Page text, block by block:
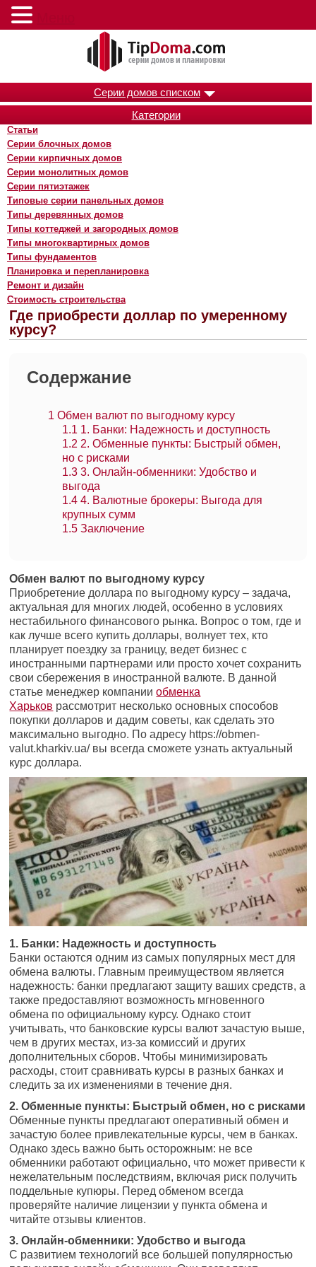
Серии домов списком
Категории
Статьи
Серии блочных домов
Серии кирпичных домов
Серии монолитных домов
Серии пятиэтажек
Типовые серии панельных домов
Типы деревянных домов
Типы коттеджей и загородных домов
Типы многоквартирных домов
Типы фундаментов
Планировка и перепланировка
Ремонт и дизайн
Стоимость строительства
Где приобрести доллар по умеренному
курсу?
Содержание
1 Обмен валют по выгодному курсу
1.1 1. Банки: Надежность и доступность
1.2 2. Обменные пункты: Быстрый обмен,
но с рисками
1.3 3. Онлайн-обменники: Удобство и
выгода
1.4 4. Валютные брокеры: Выгода для
крупных сумм
1.5 Заключение
Обмен валют по выгодному курсу
Приобретение доллара по выгодному курсу – задача,
актуальная для многих людей, особенно в условиях
нестабильного финансового рынка. Вопрос о том, где и
как лучше всего купить доллары, волнует тех, кто
планирует поездку за границу, ведет бизнес с
иностранными партнерами или просто хочет сохранить
свои сбережения в иностранной валюте. В данной
статье менеджер компанииобменка
Харьков рассмотрит несколько основных способов
покупки долларов и дадим советы, как сделать это
максимально выгодно. По адресу https://obmen-
valut.kharkiv.ua/ вы всегда сможете узнать актуальный
курс доллара.
1. Банки: Надежность и доступность
Банки остаются одним из самых популярных мест для
обмена валюты. Главным преимуществом является
надежность: банки предлагают защиту ваших средств, а
также предоставляют возможность мгновенного
обмена по официальному курсу. Однако стоит
учитывать, что банковские курсы валют зачастую выше,
чем в других местах, из-за комиссий и других
дополнительных сборов. Чтобы минимизировать
расходы, стоит сравнивать курсы в разных банках и
следить за их изменениями в течение дня.
2. Обменные пункты: Быстрый обмен, но с рисками
Обменные пункты предлагают оперативный обмен и
зачастую более привлекательные курсы, чем в банках.
Однако здесь важно быть осторожным: не все
обменники работают официально, что может привести к
нежелательным последствиям, включая риск получить
поддельные купюры. Перед обменом всегда
проверяйте наличие лицензии у пункта обмена и
читайте отзывы клиентов.
3. Онлайн-обменники: Удобство и выгода
С развитием технологий все большей популярностью